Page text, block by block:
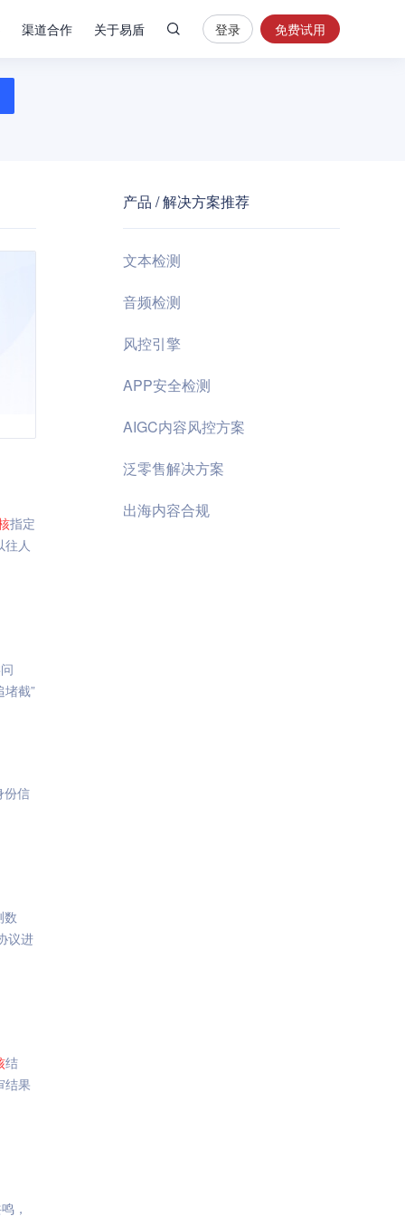
渠道合作 关于易盾
安
全
控
登录 免费试用
指定
往人
截”
份信
数
议进
结
结果
，
产品 / 解决方案推荐
文本检测
音频检测
风控引擎
APP安全检测
AIGC内容风控方案
泛零售解决方案
出海内容合规